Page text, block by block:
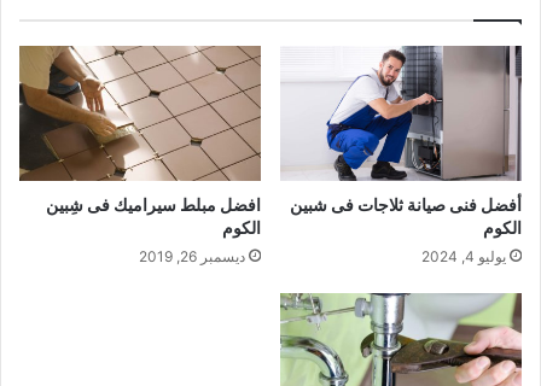
أفضل فنى صيانة ثلاجات فى شبين
الكوم
يوليو 4, 2024
افضل مبلط سيراميك فى شِبين
الكوم
ديسمبر 26, 2019